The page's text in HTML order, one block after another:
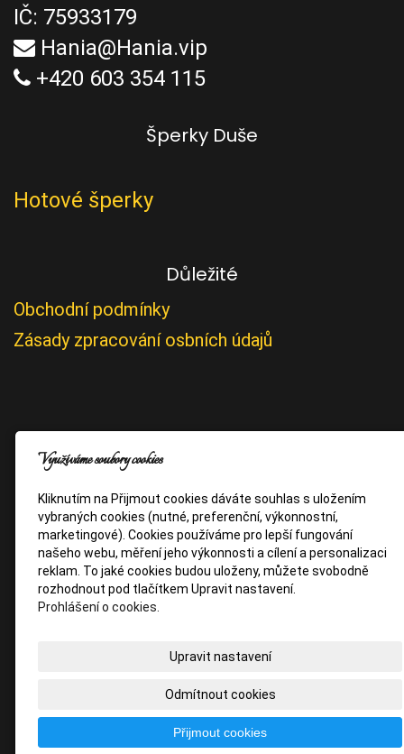
IČ: 75933179
Hania@Hania.vip
+420 603 354 115
Šperky Duše
Hotové šperky
Důležité
Obchodní podmínky
Zásady zpracování osbních údajů
Využíváme soubory cookies
Kliknutím na Přijmout cookies dáváte souhlas s uložením
vybraných cookies (nutné, preferenční, výkonnostní,
marketingové). Cookies používáme pro lepší fungování
našeho webu, měření jeho výkonnosti a cílení a personalizaci
reklam. To jaké cookies budou uloženy, můžete svobodně
rozhodnout pod tlačítkem Upravit nastavení.
Prohlášení o cookies.
Upravit nastavení
Odmítnout cookies
Přijmout cookies